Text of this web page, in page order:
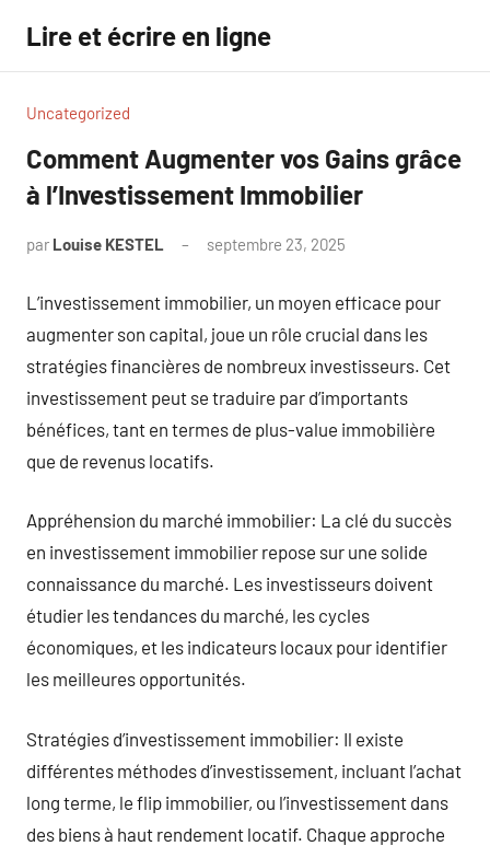
contenu
Lire et écrire en ligne
Uncategorized
Comment Augmenter vos Gains grâce
à l’Investissement Immobilier
par Louise KESTEL septembre 23, 2025
L’investissement immobilier, un moyen efficace pour
augmenter son capital, joue un rôle crucial dans les
stratégies financières de nombreux investisseurs. Cet
investissement peut se traduire par d’importants
bénéfices, tant en termes de plus-value immobilière
que de revenus locatifs.
Appréhension du marché immobilier: La clé du succès
en investissement immobilier repose sur une solide
connaissance du marché. Les investisseurs doivent
étudier les tendances du marché, les cycles
économiques, et les indicateurs locaux pour identifier
les meilleures opportunités.
Stratégies d’investissement immobilier: Il existe
différentes méthodes d’investissement, incluant l’achat
long terme, le flip immobilier, ou l’investissement dans
des biens à haut rendement locatif. Chaque approche